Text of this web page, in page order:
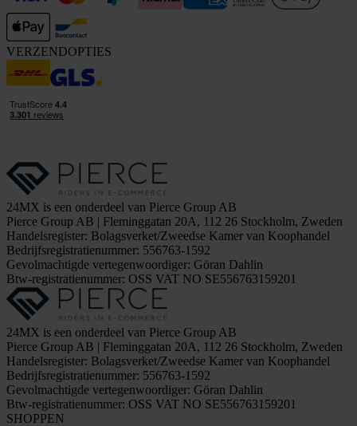
VERZENDOPTIES
24MX is een onderdeel van Pierce Group AB
Pierce Group AB | Fleminggatan 20A, 112 26 Stockholm, Zweden
Handelsregister: Bolagsverket/Zweedse Kamer van Koophandel
Bedrijfsregistratienummer: 556763-1592
Gevolmachtigde vertegenwoordiger: Göran Dahlin
Btw-registratienummer: OSS VAT NO SE556763159201
24MX is een onderdeel van Pierce Group AB
Pierce Group AB | Fleminggatan 20A, 112 26 Stockholm, Zweden
Handelsregister: Bolagsverket/Zweedse Kamer van Koophandel
Bedrijfsregistratienummer: 556763-1592
Gevolmachtigde vertegenwoordiger: Göran Dahlin
Btw-registratienummer: OSS VAT NO SE556763159201
SHOPPEN